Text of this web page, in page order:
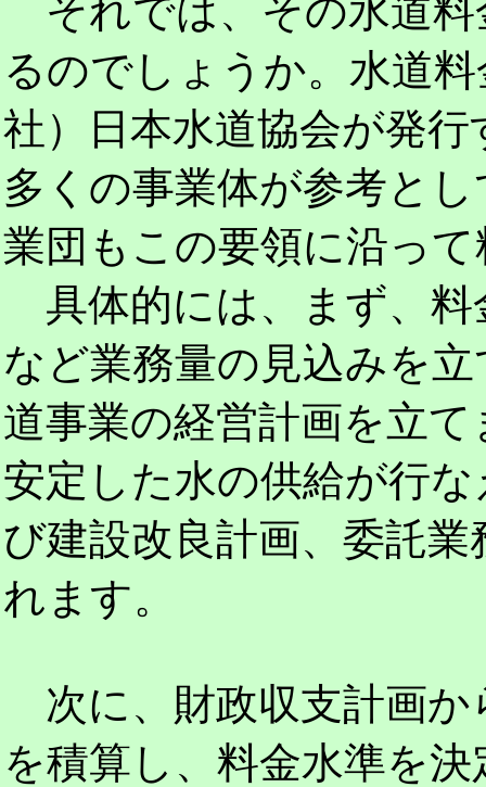
それでは、その水道料
るのでしょうか。水道
社）日本水道協会が発
多くの事業体が参考と
業団もこの要領に沿っ
具体的には、まず、料
など業務量の見込みを
道事業の経営計画を立
安定した水の供給が行
び建設改良計画、委託
れます。
次に、財政収支計画か
を積算し、料金水準を